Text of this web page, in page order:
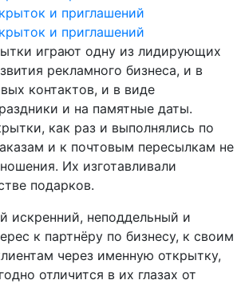
играют одну из лидирующих
рекламного бизнеса, и в
контактов, и в виде
и на памятные даты.
как раз и выполнялись по
и к почтовым пересылкам не
Их изготавливали
подарков.
искренний, неподдельный и
к партнёру по бизнесу, к своим
через именную открытку,
отличится в их глазах от